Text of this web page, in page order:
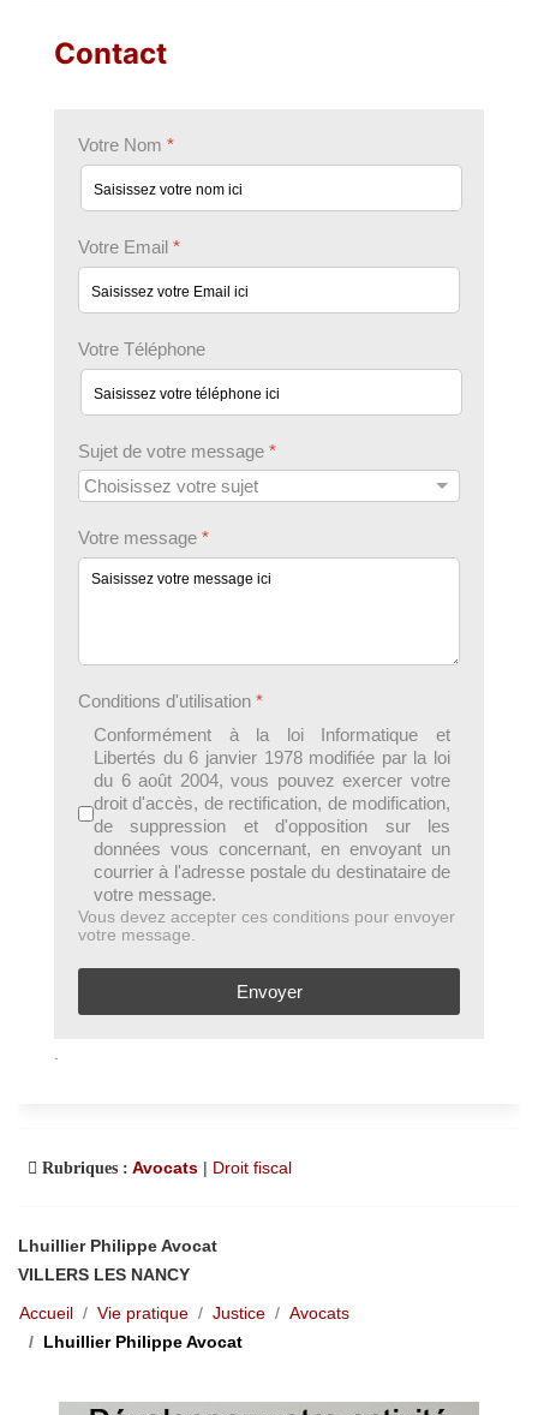
Contact
Votre Nom *
Votre Email *
Votre Téléphone
Sujet de votre message *
Votre message *
Conditions d'utilisation *
Conformément à la loi Informatique et
Libertés du 6 janvier 1978 modifiée par la loi
du 6 août 2004, vous pouvez exercer votre
droit d'accès, de rectification, de modification,
de suppression et d'opposition sur les
données vous concernant, en envoyant un
courrier à l'adresse postale du destinataire de
votre message.
Vous devez accepter ces conditions pour envoyer
votre message.
Envoyer
Rubriques : Avocats | Droit fiscal
Lhuillier Philippe Avocat
VILLERS LES NANCY
Accueil
Vie pratique Justice
Avocats
Lhuillier Philippe Avocat